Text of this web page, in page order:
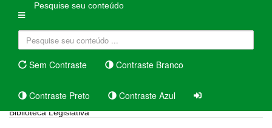
Pesquise seu conteúdo
Sem Contraste Contraste Branco
Contraste Preto Contraste Azul
Biblioteca Legislativa